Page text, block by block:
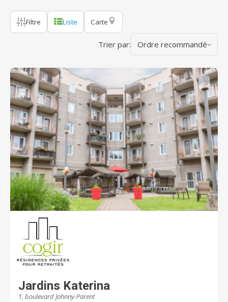
Filtre Liste Carte
Trier par: Ordre recommandé
Jardins Katerina
1, boulevard Johnny-Parent